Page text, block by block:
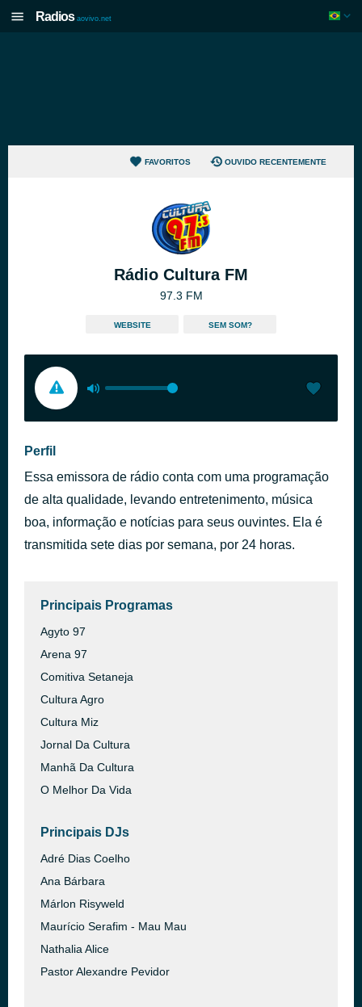
Radios aovivo.net
FAVORITOS OUVIDO RECENTEMENTE
Rádio Cultura FM
97.3 FM
WEBSITE SEM SOM?
Perfil
Essa emissora de rádio conta com uma programação
de alta qualidade, levando entretenimento, música
boa, informação e notícias para seus ouvintes. Ela é
transmitida sete dias por semana, por 24 horas.
Principais Programas
Agyto 97
Arena 97
Comitiva Setaneja
Cultura Agro
Cultura Miz
Jornal Da Cultura
Manhã Da Cultura
O Melhor Da Vida
Principais DJs
Adré Dias Coelho
Ana Bárbara
Márlon Risyweld
Maurício Serafim - Mau Mau
Nathalia Alice
Pastor Alexandre Pevidor